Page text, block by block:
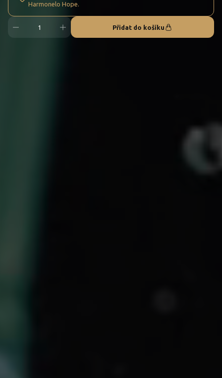
Harmonelo Hope.
Přidat do košíku